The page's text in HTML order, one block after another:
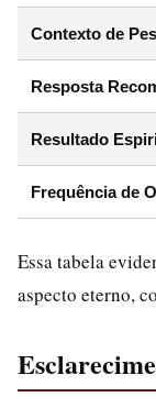
Contexto de
Resposta
Resultado
Frequência de
Essa tabela
aspecto eterno,